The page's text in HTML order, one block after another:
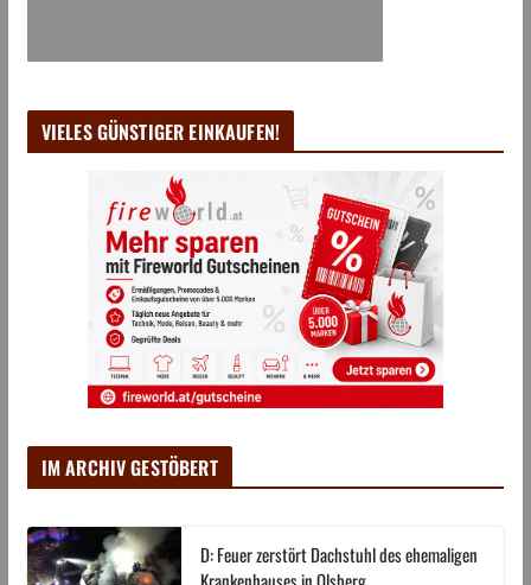
VIELES GÜNSTIGER EINKAUFEN!
IM ARCHIV GESTÖBERT
D: Feuer zerstört Dachstuhl des ehemaligen